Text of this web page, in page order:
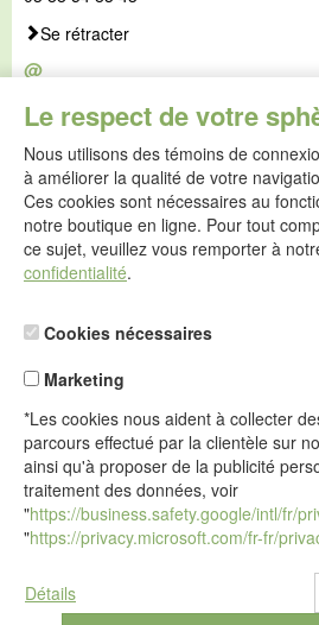
Le respect de votre
Nous utilisons des témoins de
à améliorer la qualité de votre
Ces cookies sont nécessaires au
notre boutique en ligne. Pour tout
ce sujet, veuillez vous remporter à
confidentialité.
Cookies nécessaires
Marketing
*Les cookies nous aident à collecter
parcours effectué par la clientèle sur
ainsi qu'à proposer de la publicité
traitement des données, voir
"https://business.safety.google/intl/fr/
"https://privacy.microsoft.com/fr-fr/
Détails
Se rétracter
@
service@idealsko.fr
@
Formulaire de contact
Aller au formulaire de contact